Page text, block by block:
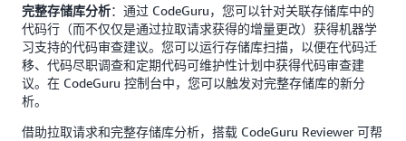
完整存储库分析：通过 CodeGuru，您可以针对关联存储库中的
代码行（而不仅仅是通过拉取请求获得的增量更改）获得机器学
习支持的代码审查建议。您可以运行存储库扫描，以便在代码迁
移、代码尽职调查和定期代码可维护性计划中获得代码审查建
议。在 CodeGuru 控制台中，您可以触发对完整存储库的新分
析。
借助拉取请求和完整存储库分析，搭载 CodeGuru Reviewer 可帮